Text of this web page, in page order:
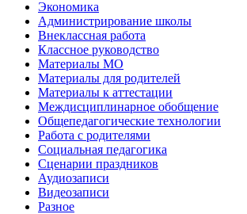
Экономика
Администрирование школы
Внеклассная работа
Классное руководство
Материалы МО
Материалы для родителей
Материалы к аттестации
Междисциплинарное обобщение
Общепедагогические технологии
Работа с родителями
Социальная педагогика
Сценарии праздников
Аудиозаписи
Видеозаписи
Разное